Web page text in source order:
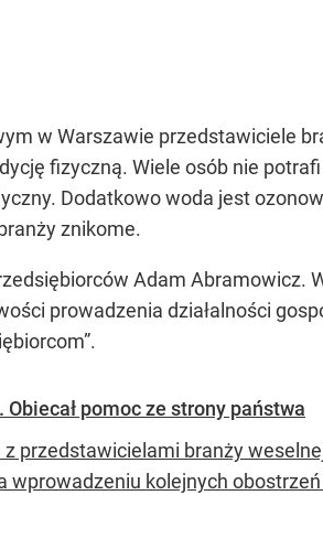
w Warszawie przedstawiciele
fizyczną. Wiele osób nie
Dodatkowo woda jest
znikome.
Adam Abramowicz.
prowadzenia działalności
.
pomoc ze strony państwa
przedstawicielami branży
wprowadzeniu kolejnych